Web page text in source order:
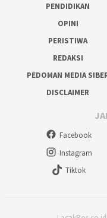
PENDIDIKAN
OPINI
PERISTIWA
REDAKSI
PEDOMAN MEDIA
DISCLAIMER
Facebook
Instagram
Tiktok